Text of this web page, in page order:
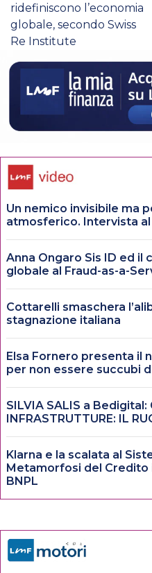
ridefiniscono l’economia
globale, secondo Swiss
Re Institute
Un nemico invisibile ma
atmosferico. Intervista
Anna Ongaro Sis ID ed
globale al Fraud-as-a-
Cottarelli smaschera
stagnazione italiana
Elsa Fornero presenta il
per non essere succubi
SILVIA SALIS a Bedigital:
INFRASTRUTTURE: IL
Klarna e la scalata al
Metamorfosi del Credito
BNPL